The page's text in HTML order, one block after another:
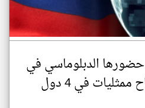
الدبلوماسي في
إفريقيا بافتتاح ممثليات في 4 دول